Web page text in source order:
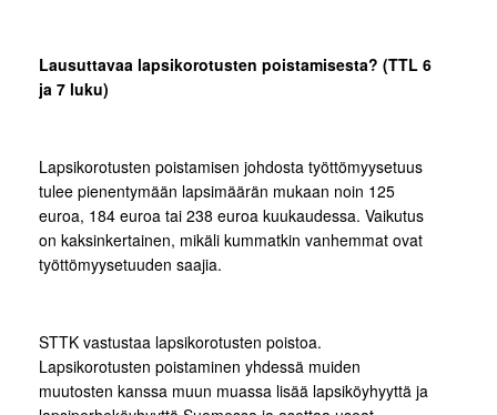
Lausuttavaa lapsikorotusten poistamisesta? (TTL 6
ja 7 luku)
Lapsikorotusten poistamisen johdosta työttömyysetuus
tulee pienentymään lapsimäärän mukaan noin 125
euroa, 184 euroa tai 238 euroa kuukaudessa. Vaikutus
on kaksinkertainen, mikäli kummatkin vanhemmat ovat
työttömyysetuuden saajia.
STTK vastustaa lapsikorotusten poistoa.
Lapsikorotusten poistaminen yhdessä muiden
muutosten kanssa muun muassa lisää lapsiköyhyyttä ja